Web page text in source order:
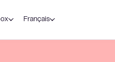
Français